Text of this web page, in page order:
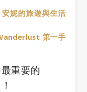
妮的旅遊與生活
第一手
重要的